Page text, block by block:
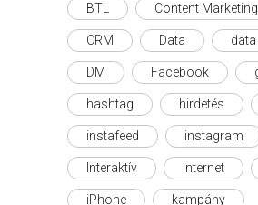
BTL Content Marketing
CRM Data
DM Facebook
hashtag hirdetés
instafeed instagram
Interaktív internet
iPhone kampány